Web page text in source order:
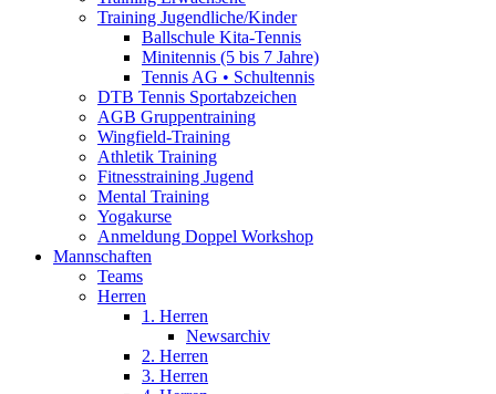
Training Jugendliche/Kinder
Ballschule Kita-Tennis
Minitennis (5 bis 7 Jahre)
Tennis AG • Schultennis
DTB Tennis Sportabzeichen
AGB Gruppentraining
Wingfield-Training
Athletik Training
Fitnesstraining Jugend
Mental Training
Yogakurse
Anmeldung Doppel Workshop
Mannschaften
Teams
Herren
1. Herren
Newsarchiv
2. Herren
3. Herren